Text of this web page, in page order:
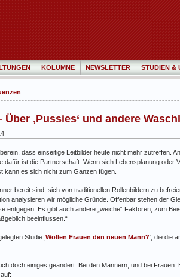
KOLUMNE NEWSLETTER STUDIEN &
‚Pussies‘ und andere
dass einseitige Leitbilder heute nicht mehr zutreffen.
dafür ist die Partnerschaft. Wenn sich Lebensplanung oder
kann es sich nicht zum Ganzen fügen.
bereit sind, sich von traditionellen Rollenbildern zu
analysieren wir mögliche Gründe. Offenbar stehen der
entgegen. Es gibt auch andere „weiche“ Faktoren, zum
beeinflussen.“
Studie ‚ Wollen Frauen den neuen Mann?‘, die die
doch einiges geändert. Bei den Männern, und bei